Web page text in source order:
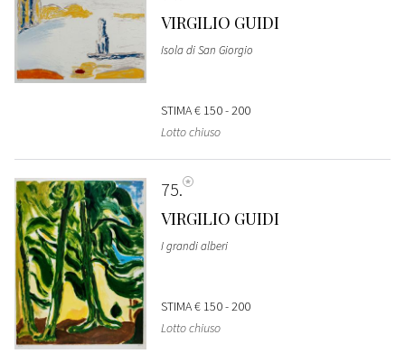
VIRGILIO GUIDI
Isola di San Giorgio
STIMA€ 150 - 200
Lotto chiuso
75
VIRGILIO GUIDI
I grandi alberi
STIMA€ 150 - 200
Lotto chiuso